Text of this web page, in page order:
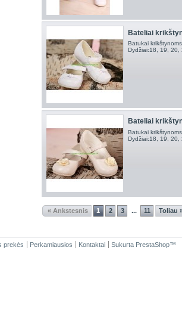
Bateliai
Batukai
Dydžiai:18, 19,
Bateliai
Batukai
Dydžiai:18, 19,
« Ankstesnis 1 2 3 ... 11 Toliau
prekės Perkamiausios Kontaktai Sukurta PrestaShop™